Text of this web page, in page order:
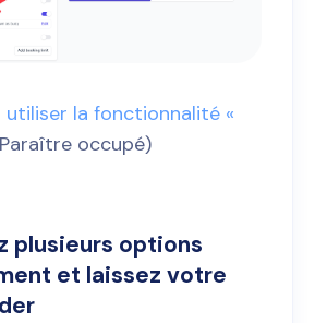
la fonctionnalité «
occupé)
plusieurs options
et laissez votre